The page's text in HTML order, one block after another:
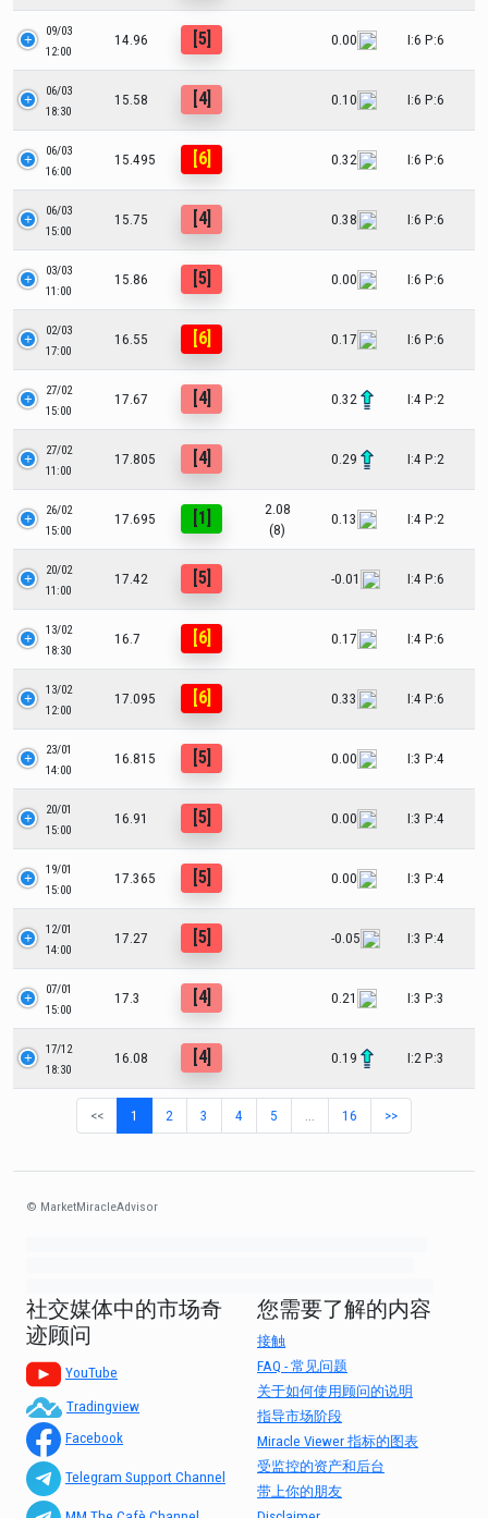
09/03
12:00
14.96 [5] 0.00 I:6 P:6
06/03
18:30
15.58 [4] 0.10 I:6 P:6
06/03
16:00
15.495 [6] 0.32 I:6 P:6
06/03
15:00
15.75 [4] 0.38 I:6 P:6
03/03
11:00
15.86 [5] 0.00 I:6 P:6
02/03
17:00
16.55 [6] 0.17 I:6 P:6
27/02
15:00
17.67 [4] 0.32 I:4 P:2
27/02
11:00
17.805 [4] 0.29 I:4 P:2
26/02
15:00
17.695 [1]
2.08
(8)
0.13 I:4 P:2
20/02
11:00
17.42 [5] -0.01 I:4 P:6
13/02
18:30
16.7 [6] 0.17 I:4 P:6
13/02
12:00
17.095 [6] 0.33 I:4 P:6
23/01
14:00
16.815 [5] 0.00 I:3 P:4
20/01
15:00
16.91 [5] 0.00 I:3 P:4
19/01
15:00
17.365 [5] 0.00 I:3 P:4
12/01
14:00
17.27 [5] -0.05 I:3 P:4
07/01
15:00
17.3 [4] 0.21 I:3 P:3
17/12
18:30
16.08 [4] 0.19 I:2 P:3
<< 1 2 3 4 5 16 >>
© MarketMiracleAdvisor
社交媒体中的市场奇
迹顾问
YouTube
Tradingview
Facebook
Telegram Support Channel
您需要了解的内容
接触
FAQ - 常见问题
关于如何使用顾问的说明
指导市场阶段
Miracle Viewer 指标的图表
受监控的资产和后台
带上你的朋友